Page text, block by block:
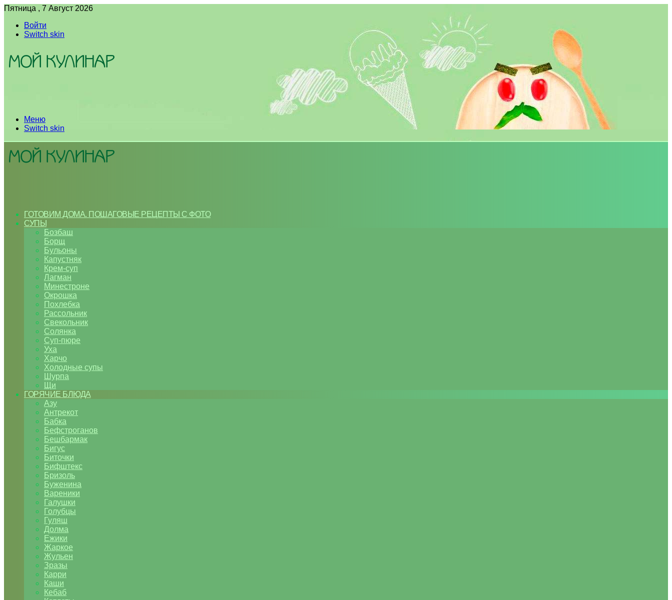
Пятница , 7 Август 2026
Войти
Switch skin
Меню
Switch skin
ГОТОВИМ ДОМА. ПОШАГОВЫЕ РЕЦЕПТЫ С ФОТО
СУПЫ
Бозбаш
Борщ
Бульоны
Капустняк
Крем-суп
Лагман
Минестроне
Окрошка
Похлебка
Рассольник
Свекольник
Солянка
Суп-пюре
Уха
Харчо
Холодные супы
Шурпа
Щи
ГОРЯЧИЕ БЛЮДА
Азу
Антрекот
Бабка
Бефстроганов
Бешбармак
Бигус
Биточки
Бифштекс
Бризоль
Буженина
Вареники
Галушки
Голубцы
Гуляш
Долма
Ежики
Жаркое
Жульен
Зразы
Карри
Каши
Кебаб